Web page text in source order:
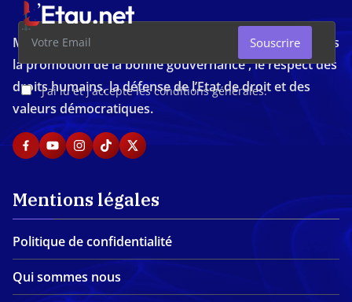
J'ai lu et j'accepte les conditions générales.
Souscrire
Média d'investigation ivoirien résolument engagé dans
la promotion de la bonne gouvernance , le respect des
droits humains, la défense de l’Etat de droit et des
valeurs démocratiques.
Mentions légales
Politique de confidentialité
Qui sommes nous